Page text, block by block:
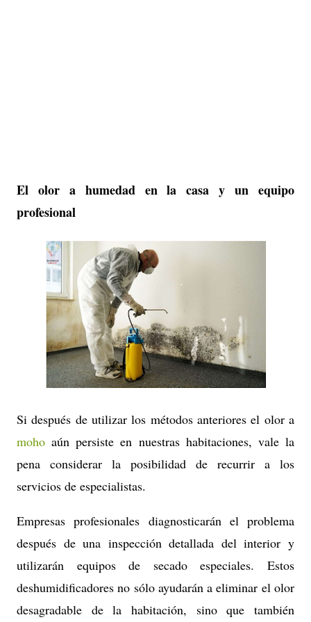
El olor a humedad en la casa y un equipo
profesional
Si después de utilizar los métodos anteriores el olor a
moho aún persiste en nuestras habitaciones, vale la
pena considerar la posibilidad de recurrir a los
servicios de especialistas.
Empresas profesionales diagnosticarán el problema
después de una inspección detallada del interior y
utilizarán equipos de secado especiales. Estos
deshumidificadores no sólo ayudarán a eliminar el olor
desagradable de la habitación, sino que también